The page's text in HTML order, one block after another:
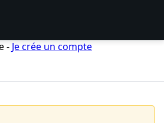
- Je crée un compte